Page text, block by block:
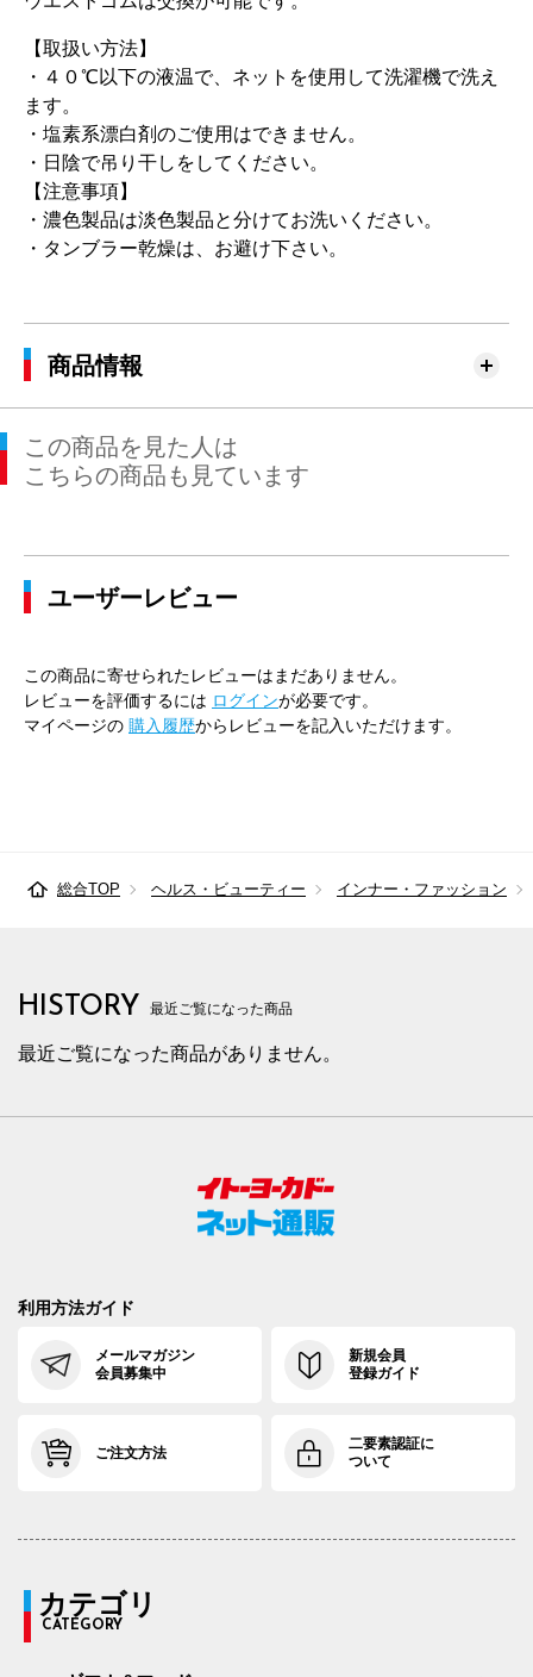
【取扱い方法】
・４０℃以下の液温で、ネットを使用して洗濯機で洗え
ます。
・塩素系漂白剤のご使用はできません。
・日陰で吊り干しをしてください。
【注意事項】
・濃色製品は淡色製品と分けてお洗いください。
・タンブラー乾燥は、お避け下さい。
商品情報
この商品を見た人は
こちらの商品も見ています
ユーザーレビュー
この商品に寄せられたレビューはまだありません。
レビューを評価するには ログインが必要です。
マイページの 購入履歴からレビューを記入いただけます。
総合TOP ヘルス・ビューティー インナー・ファッション
HISTORY 最近ご覧になった商品
最近ご覧になった商品がありません。
利用方法ガイド
メールマガジン
会員募集中
新規会員
登録ガイド
ご注文方法
二要素認証に
ついて
カテゴリ
CATEGORY